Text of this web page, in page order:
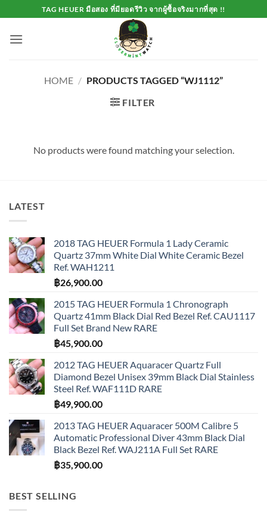
to
content
TAG HEUER มือสอง ที่มียอดรีวิว จากผู้ซื้อจริงมากที่สุด !!
HOME / PRODUCTS TAGGED “WJ1112”
FILTER
No products were found matching your selection.
LATEST
2018 TAG HEUER Formula 1 Lady Ceramic
Quartz 37mm White Dial White Ceramic Bezel
Ref. WAH1211
฿26,900.00
2015 TAG HEUER Formula 1 Chronograph
Quartz 41mm Black Dial Red Bezel Ref. CAU1117
Full Set Brand New RARE
฿45,900.00
2012 TAG HEUER Aquaracer Quartz Full
Diamond Bezel Unisex 39mm Black Dial Stainless
Steel Ref. WAF111D RARE
฿49,900.00
2013 TAG HEUER Aquaracer 500M Calibre 5
Automatic Professional Diver 43mm Black Dial
Black Bezel Ref. WAJ211A Full Set RARE
฿35,900.00
BEST SELLING